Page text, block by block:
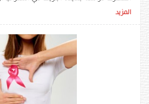
المزيد